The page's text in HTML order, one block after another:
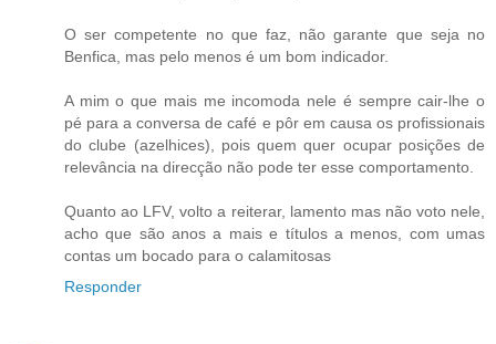
O ser competente no que faz, não garante que seja no
Benfica, mas pelo menos é um bom indicador.
A mim o que mais me incomoda nele é sempre cair-lhe o
pé para a conversa de café e pôr em causa os profissionais
do clube (azelhices), pois quem quer ocupar posições de
relevância na direcção não pode ter esse comportamento.
Quanto ao LFV, volto a reiterar, lamento mas não voto nele,
acho que são anos a mais e títulos a menos, com umas
contas um bocado para o calamitosas
Responder